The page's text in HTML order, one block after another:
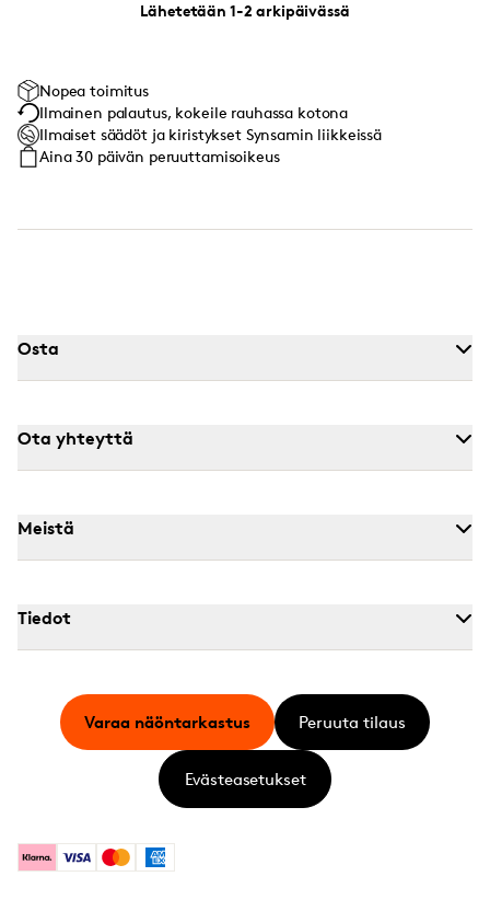
Lähetetään 1-2 arkipäivässä
Nopea toimitus
Ilmainen palautus, kokeile rauhassa kotona
Ilmaiset säädöt ja kiristykset Synsamin liikkeissä
Aina 30 päivän peruuttamisoikeus
Osta
Ota yhteyttä
Meistä
Tiedot
KlarnaVisa MastercardAmerican Express
Varaa näöntarkastus Peruuta tilaus
Evästeasetukset